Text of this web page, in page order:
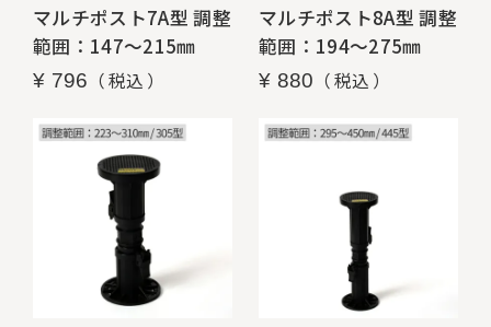
マルチポスト7A型 調整
範囲：147～215㎜
¥ 796 税込
マルチポスト8A型 調整
範囲：194～275㎜
¥ 880 税込